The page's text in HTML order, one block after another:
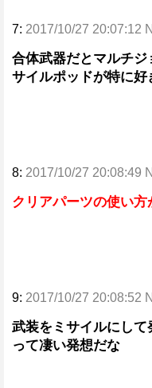
7: 2017/10/27 20:07:12
合体武器だとマルチジ
サイルポッドが特に好
8: 2017/10/27 20:08:49
クリアパーツの使い
9: 2017/10/27 20:08:52
武装をミサイルにして
って凄い発想だな